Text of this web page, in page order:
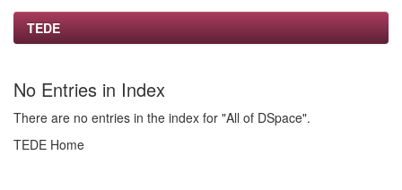
TEDE
No Entries in Index
There are no entries in the index for "All of DSpace".
TEDE Home